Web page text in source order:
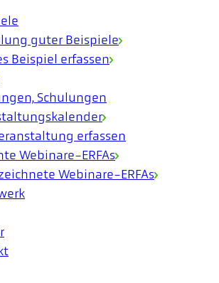
guter Beispiele
Beispiel erfassen
Schulungen
erfassen
Webinare-ERFAs
Webinare-ERFAs